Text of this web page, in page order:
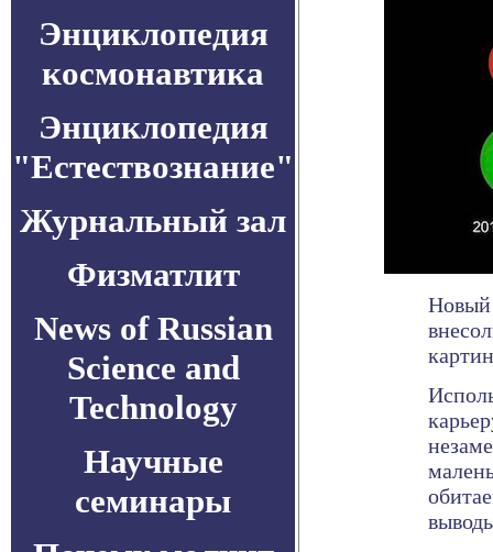
Энциклопедия
космонавтика
Энциклопедия
"Естествознание"
Журнальный зал
Физматлит
News of Russian
Science and
Technology
Научные
семинары
Новый